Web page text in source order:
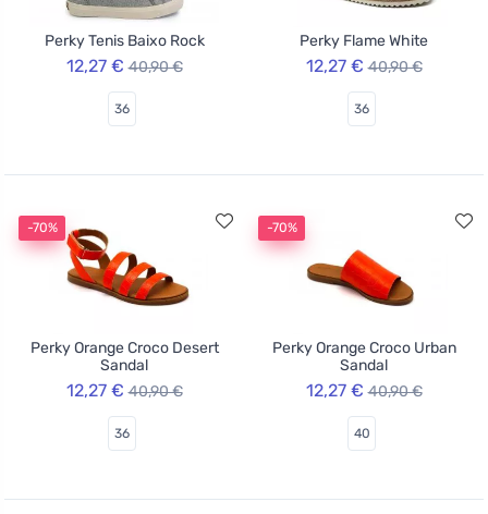
Perky Tenis Baixo Rock
12,27 € 40,90 €
36
Perky Flame White
12,27 € 40,90 €
36
-70%
Perky Orange Croco Desert
Sandal
12,27 € 40,90 €
36
-70%
Perky Orange Croco Urban
Sandal
12,27 € 40,90 €
40